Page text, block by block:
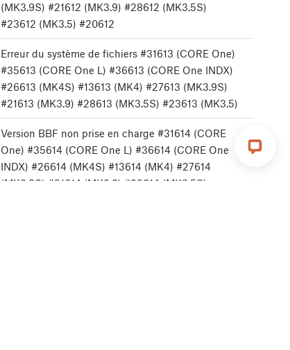
(MK3.9S) #21612 (MK3.9) #28612 (MK3.5S)
#23612 (MK3.5) #20612
Erreur du système de fichiers #31613 (CORE One)
#35613 (CORE One L) #36613 (CORE One INDX)
#26613 (MK4S) #13613 (MK4) #27613 (MK3.9S)
#21613 (MK3.9) #28613 (MK3.5S) #23613 (MK3.5)
Version BBF non prise en charge #31614 (CORE
One) #35614 (CORE One L) #36614 (CORE One
INDX) #26614 (MK4S) #13614 (MK4) #27614
(MK3.9S) #21614 (MK3.9) #28614 (MK3.5S)